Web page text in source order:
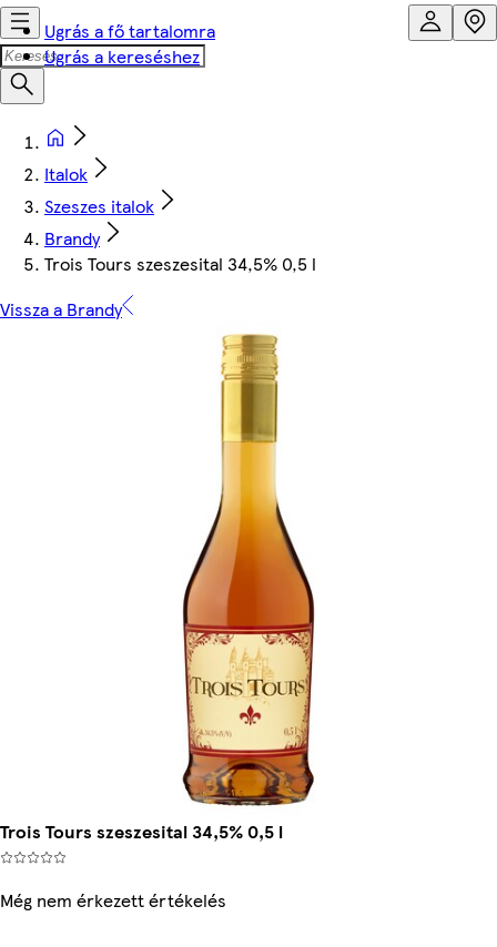
Ugrás a fő tartalomra
Ugrás a kereséshez
Italok
Szeszes italok
Brandy
Trois Tours szeszesital 34,5% 0,5 l
Vissza a Brandy
Trois Tours szeszesital 34,5% 0,5 l
Még nem érkezett értékelés